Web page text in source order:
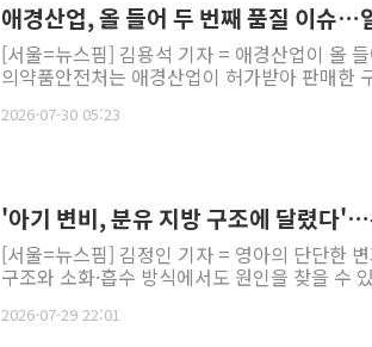
애경산업, 올 들어 두 번째 품질 이슈…
[서울=뉴스핌] 김용석 기자 = 애경산업이 올
의약품안전처는 애경산업이 허가받아 판매한
2026-07-30 05:23
'아기 변비, 분유 지방 구조에 달렸다
[서울=뉴스핌] 김정인 기자 = 영아의 단단한
구조와 소화·흡수 방식에서도 원인을 찾을 수
2026-07-29 22:01